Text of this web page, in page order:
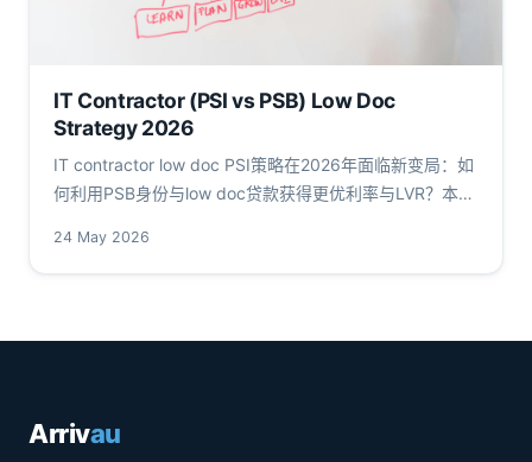
IT Contractor (PSI vs PSB) Low Doc
Strategy 2026
IT contractor low doc PSI策略在2026年面临新变局：如
何利用PSB身份与low doc贷款获得更优利率与LVR？本文
24 May 2026
Arrivau